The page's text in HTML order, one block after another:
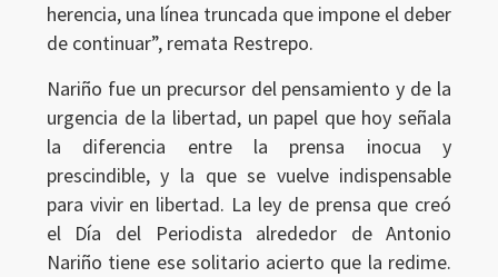
herencia, una línea truncada que impone el deber
de continuar”, remata Restrepo.
Nariño fue un precursor del pensamiento y de la
urgencia de la libertad, un papel que hoy señala
la diferencia entre la prensa inocua y
prescindible, y la que se vuelve indispensable
para vivir en libertad. La ley de prensa que creó
el Día del Periodista alrededor de Antonio
Nariño tiene ese solitario acierto que la redime.